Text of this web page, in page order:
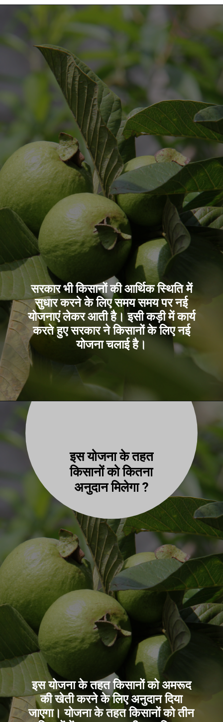
सरकार भी किसानों की आर्थिक स्थिति में
सुधार करने के लिए समय समय पर नई
योजनाएं लेकर आती है। इसी कड़ी में कार्य
करते हुए सरकार ने किसानों के लिए नई
योजना चलाई है।
इस योजना के तहत किसानों को अमरूद
की खेती करने के लिए अनुदान दिया
जाएगा। योजना के तहत किसानों को तीन
इस योजना के तहत
किसानों को कितना
अनुदान मिलेगा ?